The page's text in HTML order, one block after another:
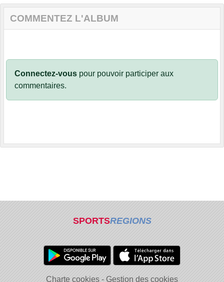
COMMENTEZ L'ALBUM
Connectez-vous pour pouvoir participer aux
commentaires.
SPORTSREGIONS
Charte cookies Gestion des cookies